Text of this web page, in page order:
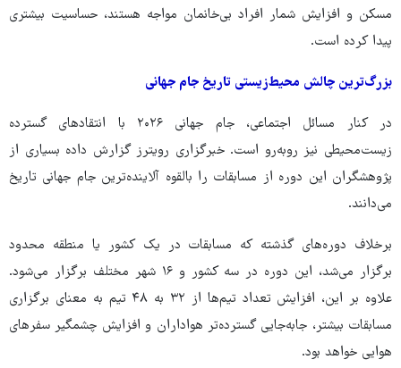
مسکن و افزایش شمار افراد بی‌خانمان مواجه هستند، حساسیت بیشتری
پیدا کرده است.
بزرگ‌ترین چالش محیط‌زیستی تاریخ جام جهانی
در کنار مسائل اجتماعی، جام جهانی ۲۰۲۶ با انتقادهای گسترده
زیست‌محیطی نیز روبه‌رو است. خبرگزاری رویترز گزارش داده بسیاری از
پژوهشگران این دوره از مسابقات را بالقوه آلاینده‌ترین جام جهانی تاریخ
می‌دانند.
برخلاف دوره‌های گذشته که مسابقات در یک کشور یا منطقه محدود
برگزار می‌شد، این دوره در سه کشور و ۱۶ شهر مختلف برگزار می‌شود.
علاوه بر این، افزایش تعداد تیم‌ها از ۳۲ به ۴۸ تیم به معنای برگزاری
مسابقات بیشتر، جابه‌جایی گسترده‌تر هواداران و افزایش چشمگیر سفرهای
هوایی خواهد بود.